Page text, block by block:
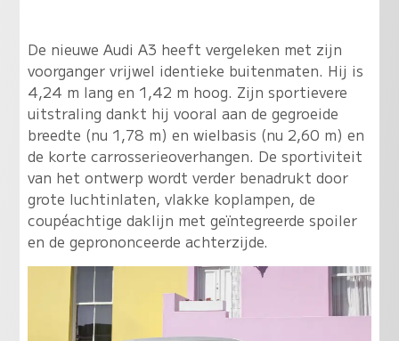
De nieuwe Audi A3 heeft vergeleken met zijn
voorganger vrijwel identieke buitenmaten. Hij is
4,24 m lang en 1,42 m hoog. Zijn sportievere
uitstraling dankt hij vooral aan de gegroeide
breedte (nu 1,78 m) en wielbasis (nu 2,60 m) en
de korte carrosserieoverhangen. De sportiviteit
van het ontwerp wordt verder benadrukt door
grote luchtinlaten, vlakke koplampen, de
coupéachtige daklijn met geïntegreerde spoiler
en de geprononceerde achterzijde.